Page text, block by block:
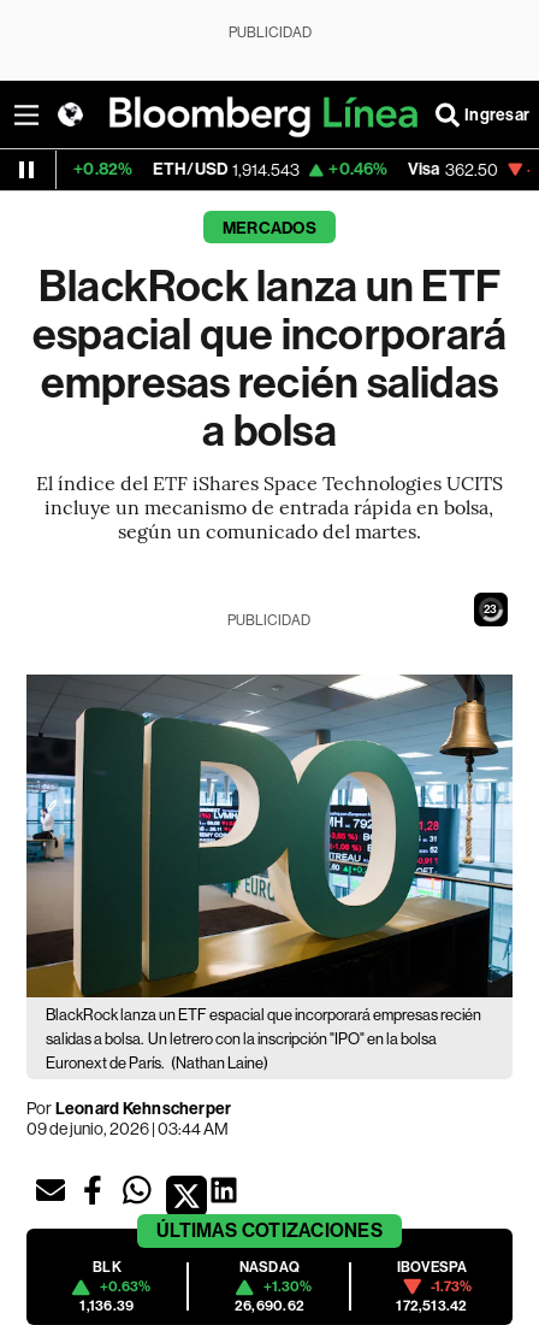
PUBLICIDAD
Ingresar
ETH/USD 1,914.543 +0.46% Visa 362.50 -2.15%
MERCADOS
BlackRock lanza un ETF
espacial que incorporará
empresas recién salidas
a bolsa
El índice del ETF iShares Space Technologies UCITS
incluye un mecanismo de entrada rápida en bolsa,
según un comunicado del martes.
22
PUBLICIDAD
BlackRock lanza un ETF espacial que incorporará empresas recién
salidas a bolsa. Un letrero con la inscripción "IPO" en la bolsa
Euronext de París. (Nathan Laine)
PorLeonard Kehnscherper
09 de junio, 2026 | 03:44 AM
ÚLTIMAS COTIZACIONES
BLK
+0.63%
1,136.39
NASDAQ
+1.30%
26,690.62
IBOVESPA
-1.73%
172,513.42